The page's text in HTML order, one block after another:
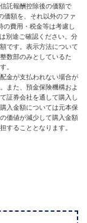
託報酬控除後の価額で
価額を、それ以外のファ
の費用・税金等は考慮し
別途ご確認ください。分
です。表示方法について
数部のみとしているた
。
金が支払われない場合が
また、預金保険機構およ
証券会社を通して購入し
入金額については元本保
価値が減少して購入金額
することとなります。